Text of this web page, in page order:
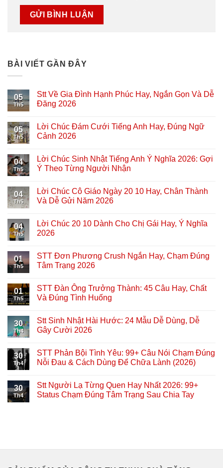
BÀI VIẾT GẦN ĐÂY
05
Th5
Stt Về Gia Đình Hạnh Phúc Hay, Ngắn Gọn Và Dễ
Đăng 2026
05
Th5
Lời Chúc Đám Cưới Tiếng Anh Hay, Đúng Ngữ
Cảnh 2026
04
Th5
Lời Chúc Sinh Nhật Tiếng Anh Ý Nghĩa 2026: Gợi
Ý Theo Từng Người Nhận
04
Th5
Lời Chúc Cô Giáo Ngày 20 10 Hay, Chân Thành
Và Dễ Gửi Năm 2026
04
Th5
Lời Chúc 20 10 Dành Cho Chị Gái Hay, Ý Nghĩa
2026
01
Th5
STT Đơn Phương Crush Ngắn Hay, Chạm Đúng
Tâm Trạng 2026
01
Th5
STT Đàn Ông Trưởng Thành: 45 Câu Hay, Chất
Và Đúng Tình Huống
30
Th4
Stt Sinh Nhật Hài Hước: 24 Mẫu Dễ Dùng, Dễ
Gây Cười 2026
30
Th4
STT Phản Bội Tình Yêu: 99+ Câu Nói Chạm Đúng
Nỗi Đau & Cách Dùng Để Chữa Lành (2026)
30
Th4
Stt Người Lạ Từng Quen Hay Nhất 2026: 99+
Status Chạm Đúng Tâm Trạng Sau Chia Tay